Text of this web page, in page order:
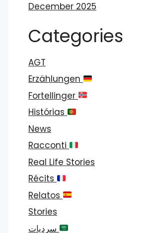
December 2025
Categories
AGT
Erzählungen
Fortellinger
Histórias
News
Racconti
Real Life Stories
Récits
Relatos
Stories